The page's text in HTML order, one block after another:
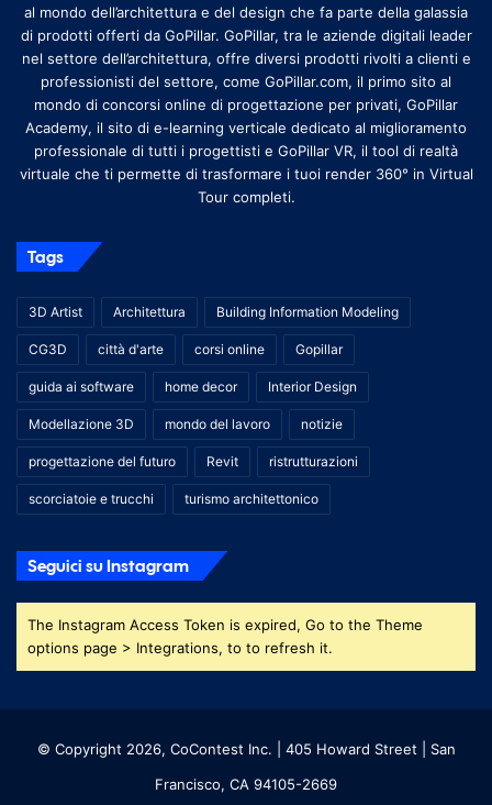
al mondo dell’architettura e del design che fa parte della galassia
di prodotti offerti da GoPillar. GoPillar, tra le aziende digitali leader
nel settore dell’architettura, offre diversi prodotti rivolti a clienti e
professionisti del settore, come GoPillar.com, il primo sito al
mondo di concorsi online di progettazione per privati, GoPillar
Academy, il sito di e-learning verticale dedicato al miglioramento
professionale di tutti i progettisti e GoPillar VR, il tool di realtà
virtuale che ti permette di trasformare i tuoi render 360° in Virtual
Tour completi.
Tags
3D Artist Architettura Building Information Modeling
CG3D città d'arte corsi online Gopillar
guida ai software home decor Interior Design
Modellazione 3D mondo del lavoro notizie
progettazione del futuro Revit ristrutturazioni
scorciatoie e trucchi turismo architettonico
Seguici su Instagram
The Instagram Access Token is expired, Go to the Theme
options page > Integrations, to to refresh it.
© Copyright 2026, CoContest Inc. | 405 Howard Street | San
Francisco, CA 94105-2669